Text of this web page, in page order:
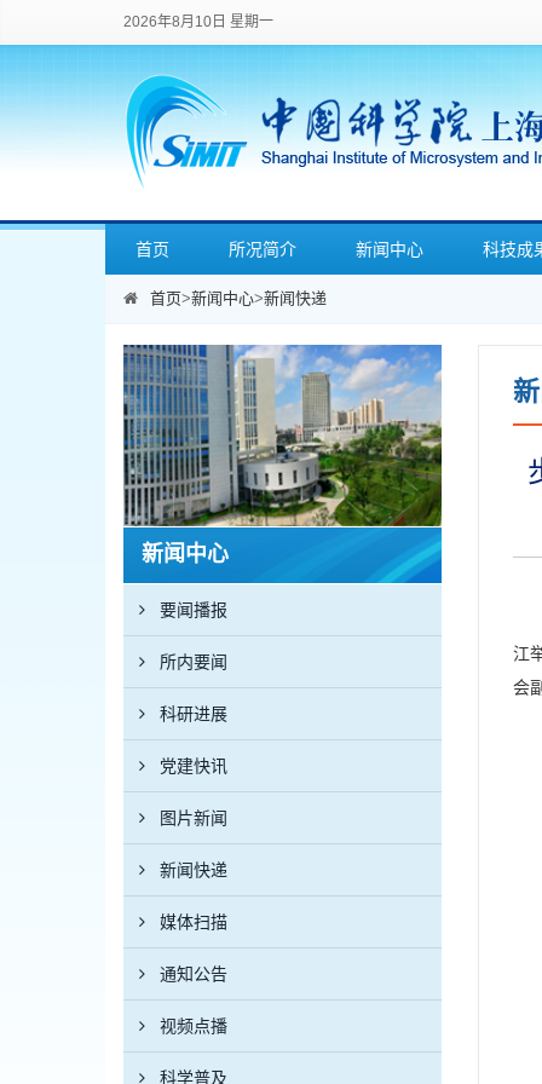
2026年8月10日 星期一
首页 所况简介 新闻中心 科技成
首页>新闻中心>新闻快递
新闻中心
要闻播报
所内要闻
科研进展
党建快讯
图片新闻
新闻快递
媒体扫描
通知公告
视频点播
科学普及
江
会